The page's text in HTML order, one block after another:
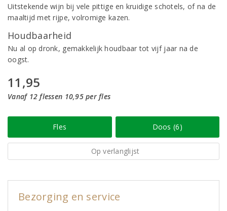
Uitstekende wijn bij vele pittige en kruidige schotels, of na de
maaltijd met rijpe, volromige kazen.
Houdbaarheid
Nu al op dronk, gemakkelijk houdbaar tot vijf jaar na de
oogst.
11,95
Vanaf 12 flessen 10,95 per fles
Fles Doos (6)
Op verlanglijst
Bezorging en service